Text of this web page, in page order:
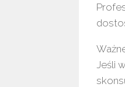
Jeśli